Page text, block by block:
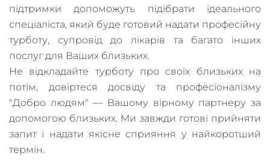
підтримки допоможуть підібрати ідеального
спеціаліста, який буде готовий надати професійну
турботу, супровід до лікарів та багато інших
послуг для Ваших близьких.
Не відкладайте турботу про своїх близьких на
потім, довіртеся досвіду та професіоналізму
"Добро людям" — Вашому вірному партнеру за
допомогою близьких. Ми завжди готові прийняти
запит і надати якісне сприяння у найкоротший
термін.